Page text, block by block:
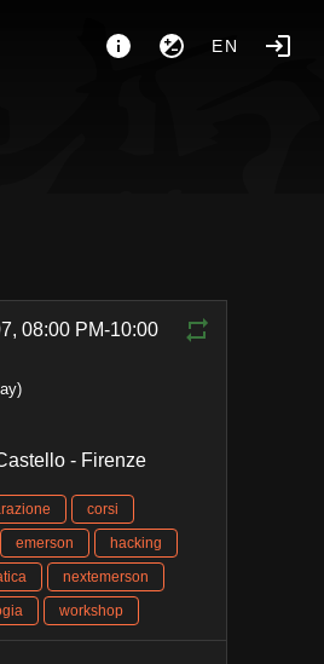
EN
08:00 PM-10:00
- Firenze
corsi
emerson
hacking
nextemerson
workshop